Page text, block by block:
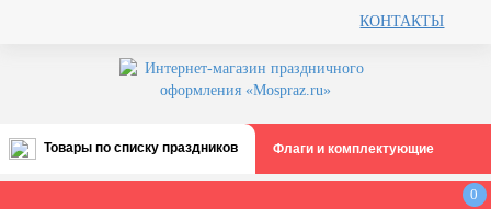
КОНТАКТЫ
Товары по списку праздников
Все праздники
Флаги и комплектующие
0